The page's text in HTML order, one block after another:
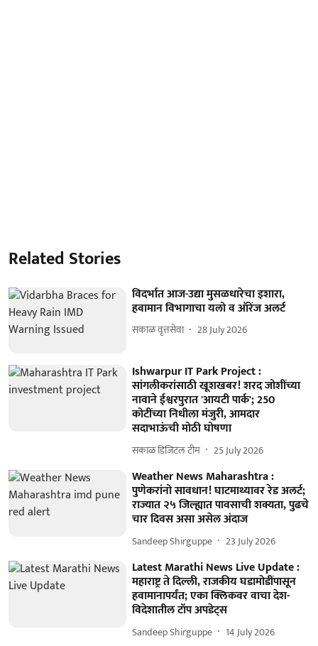
Related Stories
विदर्भात आज-उद्या मुसळधारेचा इशारा,
हवामान विभागाचा यलो व ऑरेंज अलर्ट
सकाळ वृत्तसेवा 28 July 2026
Ishwarpur IT Park Project :
सांगलीकरांसाठी खूशखबर! शरद जोशींच्या
नावाने ईश्वरपुरात 'आयटी पार्क'; 250
कोटींच्या निधीला मंजुरी, आमदार
सदाभाऊंची मोठी घोषणा
सकाळ डिजिटल टीम 25 July 2026
Weather News Maharashtra :
पुणेकरांनो सावधान! घाटमाथ्यावर रेड अलर्ट;
राज्यात २५ जिल्ह्यात पावसाची शक्यता, पुढचे
चार दिवस असा असेल अंदाज
Sandeep Shirguppe 23 July 2026
Latest Marathi News Live Update :
महाराष्ट्र ते दिल्ली, राजकीय घडामोडींपासून
हवामानापर्यंत; एका क्लिकवर वाचा देश-
विदेशातील टॉप अपडेट्स
Sandeep Shirguppe 14 July 2026